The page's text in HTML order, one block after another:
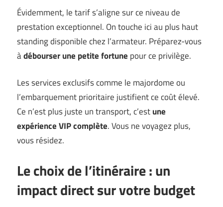
Évidemment, le tarif s’aligne sur ce niveau de
prestation exceptionnel. On touche ici au plus haut
standing disponible chez l’armateur. Préparez-vous
àdébourser une petite fortune pour ce privilège.
Les services exclusifs comme le majordome ou
l’embarquement prioritaire justifient ce coût élevé.
Ce n’est plus juste un transport, c’estune
expérience VIP complète. Vous ne voyagez plus,
vous résidez.
Le choix de l’itinéraire : un
impact direct sur votre budget